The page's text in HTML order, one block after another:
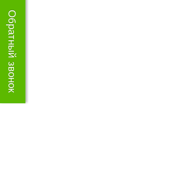
Обратный звонок